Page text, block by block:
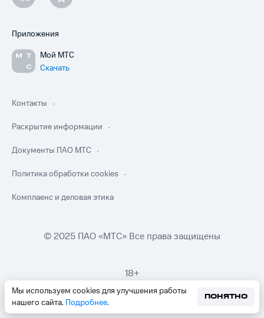
Мы используем cookies для улучшения работы
нашего сайта. Подробнее.
ПОНЯТНО
Приложения
Мой МТС
Скачать
Контакты
Раскрытие информации
Документы ПАО МТС
Политика обработки cookies
Комплаенс и деловая этика
© 2025 ПАО «МТС» Все права защищены
18+